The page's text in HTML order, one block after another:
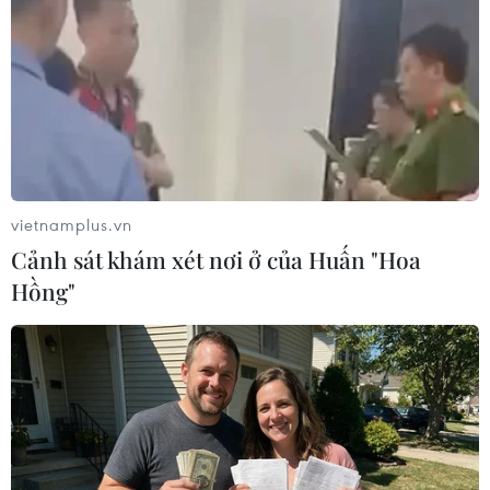
thẳng bùng phát trở lại
Yêu cầu Trung Quốc rút giàn khoan ra khỏi
ngoài cửa Vịnh Bắc Bộ
Tọa đàm về Biển Đông: Lên án hành động sai
trái của Trung Quốc
Việt Nam theo dõi sát hoạt động của giàn
khoan Hải Dương-981
TIN LIÊN QUAN
vietnamplus.vn
Cảnh sát khám xét nơi ở của Huấn "Hoa
Hồng"